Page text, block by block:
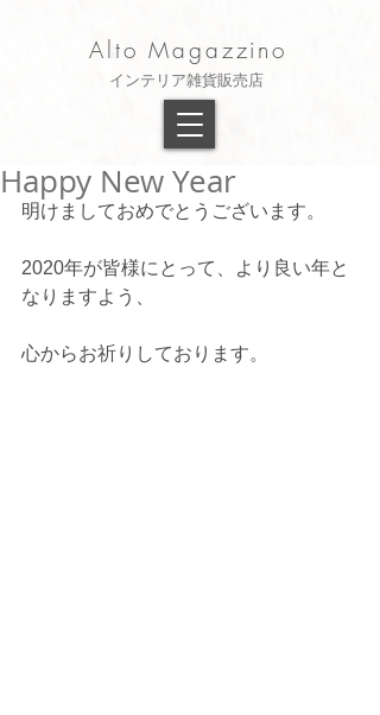
Alto Magazzino
​インテリア雑貨販売店
Happy New Year
明けましておめでとうございます。
2020年が皆様にとって、より良い年と
なりますよう、
心からお祈りしております。